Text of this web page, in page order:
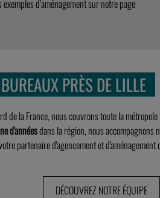
d’aménagement sur notre page
PRÈS DE LILLE
de la France, nous couvrons toute la
d'annéesdans la région, nous accompagnons
partenaire d'agencement et
DÉCOUVREZ NOTRE ÉQUIPE